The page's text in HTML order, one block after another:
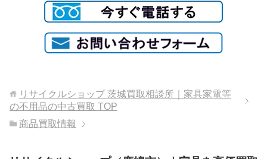
リサイクルショップ 茨城買取相談所｜家具家電等
の不用品の中古買取 TOP
商品買取情報